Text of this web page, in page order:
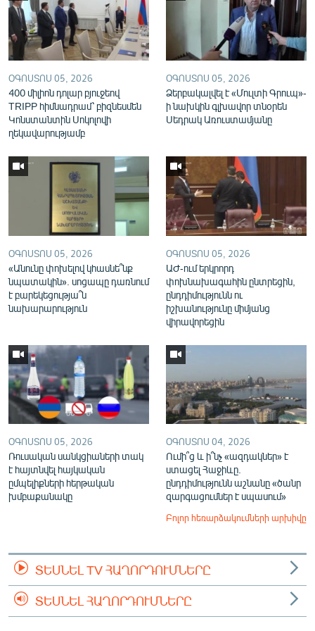
English
Русский
ՀԵՏԵՎԵՔ ՄԵԶ
«Ազատության» բոլոր կայքերը
ՕԳՈՍՏՈՍ 05, 2026
400 միլիոն դոլար բյուջեով
TRIPP հիմնադրամ՝ բիզնեսմեն
Կոնստանտին Սոկոլովի
ղեկավարությամբ
ՕԳՈՍՏՈՍ 05, 2026
Ձերբակալվել է «Մուլտի Գրուպ»-
ի նախկին գլխավոր տնօրեն
Սեդրակ Առուստամյանը
ՕԳՈՍՏՈՍ 05, 2026
«Անունը փոխելով կհասնե՞նք
նպատակին». սոցապը դառնում
է բարեկեցությա՞ն
նախարարություն
ՕԳՈՍՏՈՍ 05, 2026
ԱԺ-ում երկրորդ
փոխնախագահին ընտրեցին,
ընդդիմությունն ու
իշխանությունը միմյանց
վիրավորեցին
ՕԳՈՍՏՈՍ 05, 2026
Ռուսական սանկցիաների տակ
է հայտնվել հայկական
ըմպելիքների հերթական
խմբաքանակը
ՕԳՈՍՏՈՍ 04, 2026
Ումի՞ց և ի՞նչ «ազդակներ» է
ստացել Հաջիևը.
ընդդիմությունն աշնանը «ծանր
զարգացումներ է սպասում»
Բոլոր հեռարձակումների արխիվը
ՏԵՍՆԵԼ TV ՀԱՂՈՐԴՈՒՄՆԵՐԸ
ՏԵՍՆԵԼ ՀԱՂՈՐԴՈՒՄՆԵՐԸ